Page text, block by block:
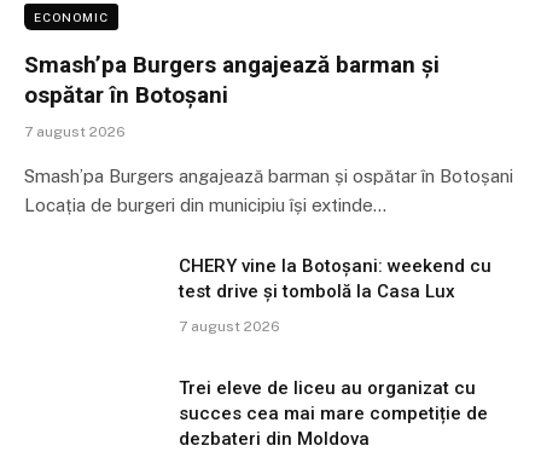
ECONOMIC
Smash’pa Burgers angajează barman și
ospătar în Botoșani
7 august 2026
Smash’pa Burgers angajează barman și ospătar în Botoșani
Locația de burgeri din municipiu își extinde…
CHERY vine la Botoșani: weekend cu
test drive și tombolă la Casa Lux
7 august 2026
Trei eleve de liceu au organizat cu
succes cea mai mare competiție de
dezbateri din Moldova